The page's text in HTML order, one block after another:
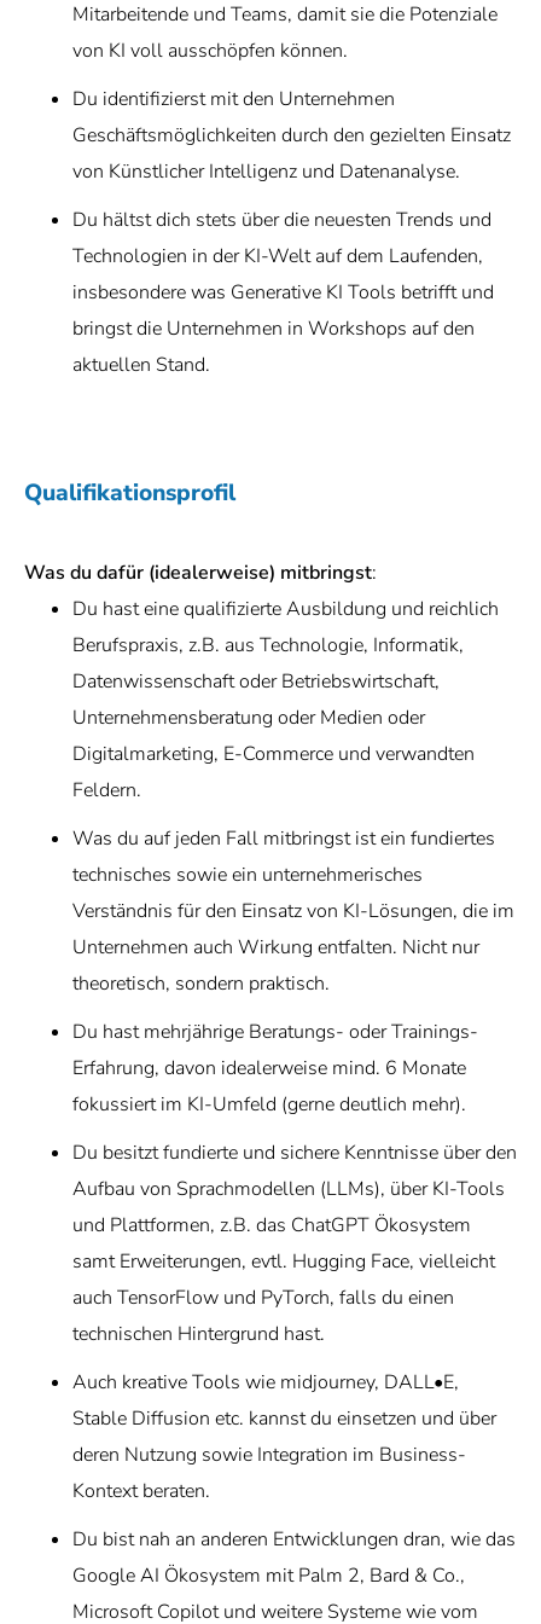
Mitarbeitende und Teams, damit sie die Potenziale
von KI voll ausschöpfen können.
Du identifizierst mit den Unternehmen
Geschäftsmöglichkeiten durch den gezielten Einsatz
von Künstlicher Intelligenz und Datenanalyse.
Du hältst dich stets über die neuesten Trends und
Technologien in der KI-Welt auf dem Laufenden,
insbesondere was Generative KI Tools betrifft und
bringst die Unternehmen in Workshops auf den
aktuellen Stand.
Qualifikationsprofil
Was du dafür (idealerweise) mitbringst:
Du hast eine qualifizierte Ausbildung und reichlich
Berufspraxis, z.B. aus Technologie, Informatik,
Datenwissenschaft oder Betriebswirtschaft,
Unternehmensberatung oder Medien oder
Digitalmarketing, E-Commerce und verwandten
Feldern.
Was du auf jeden Fall mitbringst ist ein fundiertes
technisches sowie ein unternehmerisches
Verständnis für den Einsatz von KI-Lösungen, die im
Unternehmen auch Wirkung entfalten. Nicht nur
theoretisch, sondern praktisch.
Du hast mehrjährige Beratungs- oder Trainings-
Erfahrung, davon idealerweise mind. 6 Monate
fokussiert im KI-Umfeld (gerne deutlich mehr).
Du besitzt fundierte und sichere Kenntnisse über den
Aufbau von Sprachmodellen (LLMs), über KI-Tools
und Plattformen, z.B. das ChatGPT Ökosystem
samt Erweiterungen, evtl. Hugging Face, vielleicht
auch TensorFlow und PyTorch, falls du einen
technischen Hintergrund hast.
Auch kreative Tools wie midjourney, DALL•E,
Stable Diffusion etc. kannst du einsetzen und über
deren Nutzung sowie Integration im Business-
Kontext beraten.
Du bist nah an anderen Entwicklungen dran, wie das
Google AI Ökosystem mit Palm 2, Bard & Co.,
Microsoft Copilot und weitere Systeme wie vom